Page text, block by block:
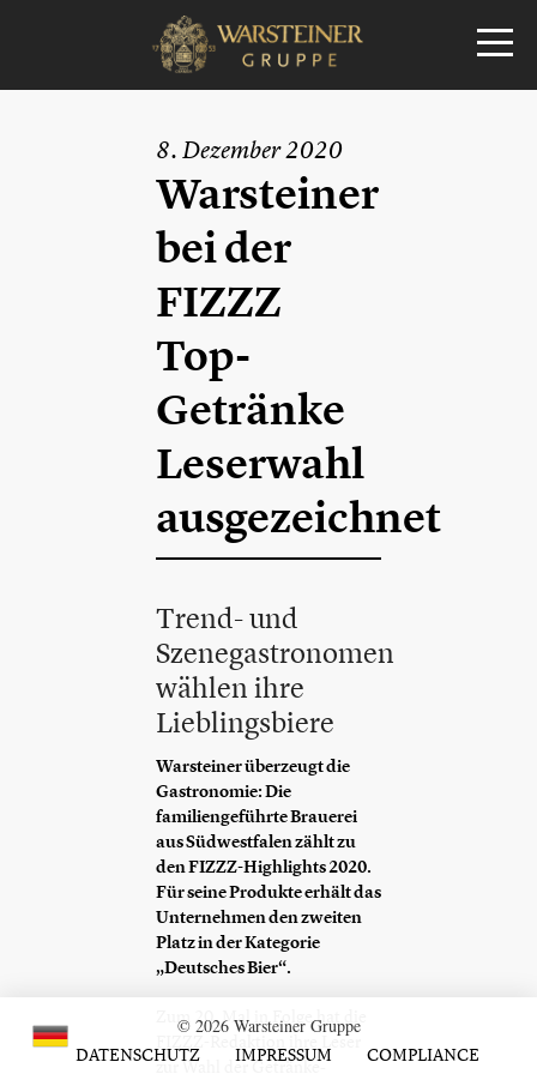
8. Dezember 2020
Warsteiner
bei der
FIZZZ
Top-
Getränke
Leserwahl
ausgezeichnet
Trend- und
Szenegastronomen
wählen ihre
Lieblingsbiere
Warsteiner überzeugt die
Gastronomie: Die
familiengeführte Brauerei
aus Südwestfalen zählt zu
den FIZZZ-Highlights 2020.
Für seine Produkte erhält das
Unternehmen den zweiten
Platz in der Kategorie
„Deutsches Bier“.
Zum 20. Mal in Folge hat die
FIZZZ-Redaktion ihre Leser
zur Wahl der Getränke-
© 2026 Warsteiner Gruppe
DATENSCHUTZ
IMPRESSUM COMPLIANCE